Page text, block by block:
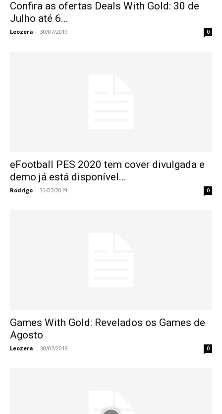
Confira as ofertas Deals With Gold: 30 de
Julho até 6...
Leozera - 30/07/2019 0
eFootball PES 2020 tem cover divulgada e
demo já está disponível...
Rodrigo - 30/07/2019 0
Games With Gold: Revelados os Games de
Agosto
Leozera - 30/07/2019 0